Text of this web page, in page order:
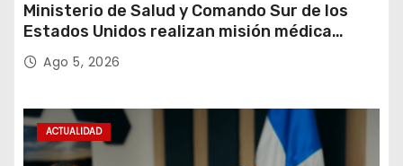
Ministerio de Salud y Comando Sur de los
Estados Unidos realizan misión médica
Amistad 2026 en La Vega
Ago 5, 2026
ACTUALIDAD